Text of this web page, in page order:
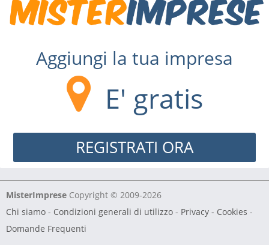
Aggiungi la tua impresa
E' gratis
REGISTRATI ORA
MisterImprese Copyright © 2009-2026
Chi siamo - Condizioni generali di utilizzo - Privacy - Cookies -
Domande Frequenti